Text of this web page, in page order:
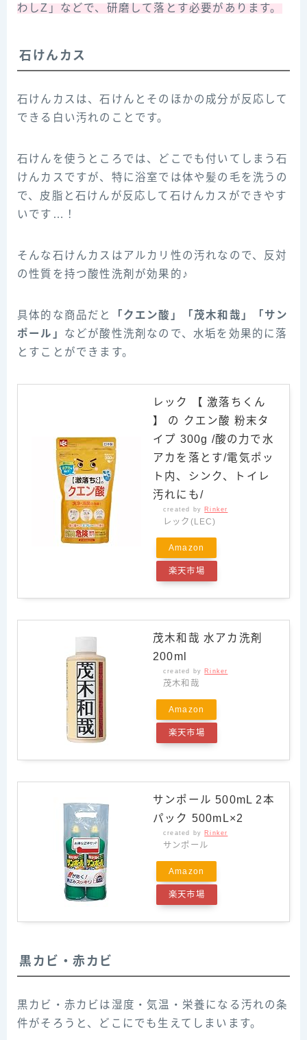
わしZ」などで、研磨して落とす必要があります。
石けんカス
石けんカスは、石けんとそのほかの成分が反応して
できる白い汚れのことです。
石けんを使うところでは、どこでも付いてしまう石
けんカスですが、特に浴室では体や髪の毛を洗うの
で、皮脂と石けんが反応して石けんカスができやす
いです…！
そんな石けんカスはアルカリ性の汚れなので、反対
の性質を持つ酸性洗剤が効果的♪
具体的な商品だと
「クエン酸」「茂木和哉」「サン
ポール」 などが酸性洗剤なので、水垢を効果的に落
とすことができます。
レック 【 激落ちくん
】 の クエン酸 粉末タ
イプ 300g /酸の力で水
アカを落とす/電気ポッ
ト内、シンク、トイレ
汚れにも/
created by Rinker
レック(LEC)
Amazon
楽天市場
茂木和哉 水アカ洗剤
200ml
created by Rinker
茂木和哉
Amazon
楽天市場
サンポール 500mL 2本
パック 500mL×2
created by Rinker
サンポール
Amazon
楽天市場
黒カビ・赤カビ
黒カビ・赤カビは湿度・気温・栄養になる汚れの条
件がそろうと、どこにでも生えてしまいます。